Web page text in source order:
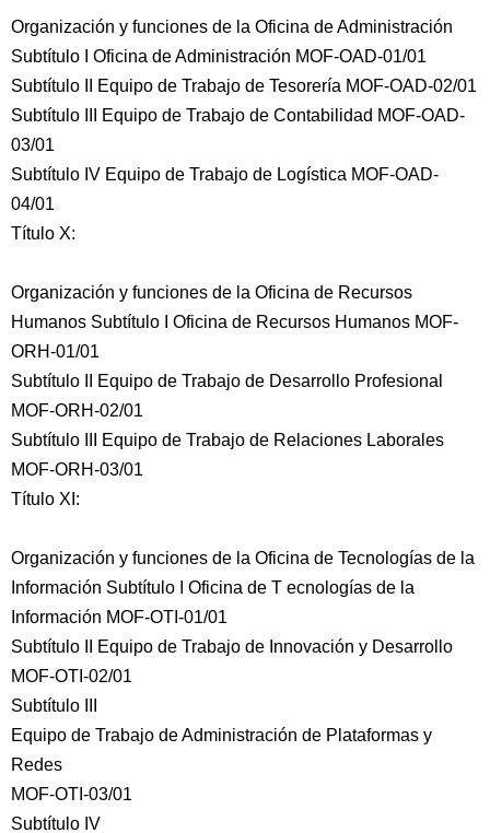
Organización y funciones de la Oficina de Administración
Subtítulo I Oficina de Administración MOF-OAD-01/01
Subtítulo II Equipo de Trabajo de Tesorería MOF-OAD-02/01
Subtítulo III Equipo de Trabajo de Contabilidad MOF-OAD-
03/01
Subtítulo IV Equipo de Trabajo de Logística MOF-OAD-
04/01
Título X:
Organización y funciones de la Oficina de Recursos
Humanos Subtítulo I Oficina de Recursos Humanos MOF-
ORH-01/01
Subtítulo II Equipo de Trabajo de Desarrollo Profesional
MOF-ORH-02/01
Subtítulo III Equipo de Trabajo de Relaciones Laborales
MOF-ORH-03/01
Título XI:
Organización y funciones de la Oficina de Tecnologías de la
Información Subtítulo I Oficina de T ecnologías de la
Información MOF-OTI-01/01
Subtítulo II Equipo de Trabajo de Innovación y Desarrollo
MOF-OTI-02/01
Subtítulo III
Equipo de Trabajo de Administración de Plataformas y
Redes
MOF-OTI-03/01
Subtítulo IV